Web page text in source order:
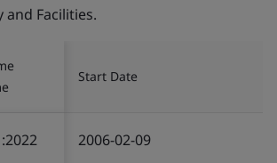
and Facilities.
Start Date
2006-02-09